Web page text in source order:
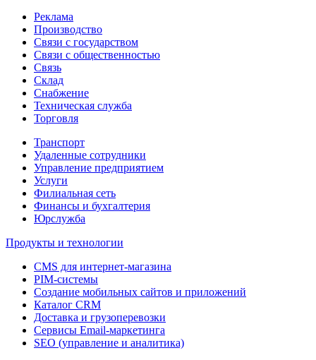
Реклама
Производство
Связи с государством
Связи с общественностью
Связь
Склад
Снабжение
Техническая служба
Торговля
Транспорт
Удаленные сотрудники
Управление предприятием
Услуги
Филиальная сеть
Финансы и бухгалтерия
Юрслужба
Продукты и технологии
CMS для интернет-магазина
PIM-системы
Создание мобильных сайтов и приложений
Каталог CRM
Доставка и грузоперевозки
Сервисы Email-маркетинга
SEO (управление и аналитика)